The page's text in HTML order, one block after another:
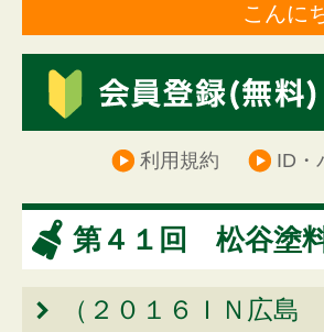
こんに
利用規約 ID・
第４１回 松谷塗
（２０１６ＩＮ広